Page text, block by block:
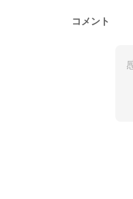
コメント